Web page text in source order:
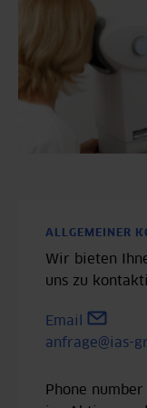
ALLGEMEINER
Wir bieten
uns zu
Email
anfrage@ias-
Phone number